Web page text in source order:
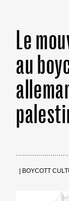
Le
au
BOYCOTT